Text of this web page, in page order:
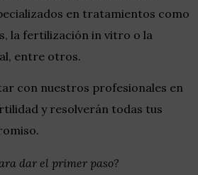
en tratamientos como
la fertilización in vitro o la
entre otros.
con nuestros profesionales en
y resolverán todas tus
dar el primer paso?